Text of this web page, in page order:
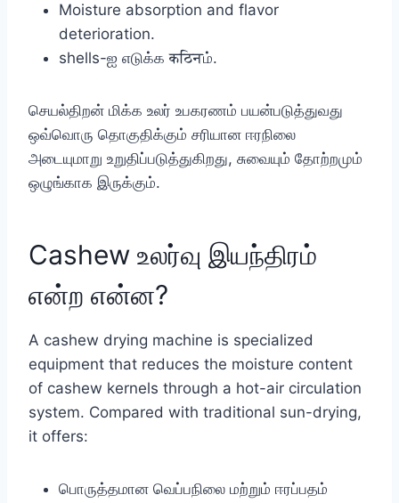
Moisture absorption and flavor
deterioration.
shells-ஐ எடுக்க कठिनம்.
செயல்திறன் மிக்க உலர் உபகரணம் பயன்படுத்துவது
ஒவ்வொரு தொகுதிக்கும் சரியான ஈரநிலை
அடையுமாறு உறுதிப்படுத்துகிறது, சுவையும் தோற்றமும்
ஒழுங்காக இருக்கும்.
Cashew உலர்வு இயந்திரம்
A cashew drying machine is specialized
equipment that reduces the moisture content
of cashew kernels through a hot-air circulation
system. Compared with traditional sun-drying,
it offers:
பொருத்தமான வெப்பநிலை மற்றும் ஈரப்பதம்